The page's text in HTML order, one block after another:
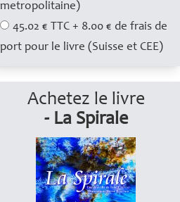
metropolitaine)
45.02 € TTC + 8.00 € de frais de
port pour le livre (Suisse et CEE)
Achetez le livre
- La Spirale